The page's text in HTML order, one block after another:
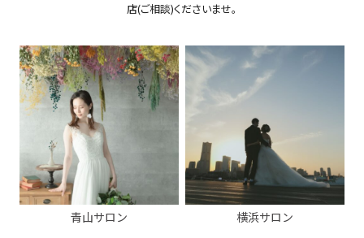
店(ご相談)くださいませ。
青山サロン 横浜サロン